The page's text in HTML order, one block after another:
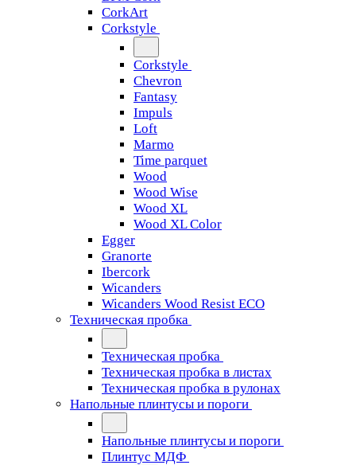
CorkArt
Corkstyle
Corkstyle
Chevron
Fantasy
Impuls
Loft
Marmo
Time parquet
Wood
Wood Wise
Wood XL
Wood XL Color
Egger
Granorte
Ibercork
Wicanders
Wicanders Wood Resist ECO
Техническая пробка
Техническая пробка
Техническая пробка в листах
Техническая пробка в рулонах
Напольные плинтусы и пороги
Напольные плинтусы и пороги
Плинтус МДФ